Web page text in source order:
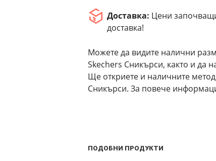
Доставка: Цени
доставка!
Можете да видите налични
Skechers Сникърси, както и да
Ще откриете и наличните
Сникърси. За повече
ПОДОБНИ ПРОДУКТИ